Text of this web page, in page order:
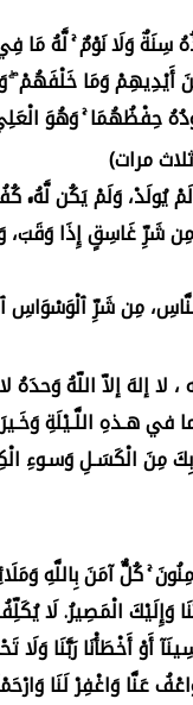
أَيْدِيهِمْ وَمَا
حِفْظُهُمَا ۚ وَهُوَ الْعَلِيُّ
يُولَدْ، وَلَمْ يَكُن لَّهُۥ
شَرِّ غَاسِقٍ إِذَا
مِن شَرِّ
لا إلهَ إلاّ اللّهُ
هـذهِ اللَّـيْلَةِ
مِنَ الْكَسَـلِ وَسـوءِ
وَإِلَيْكَ الْمَصِيرُ. لَا
أَوْ أَخْطَأْنَا رَبَّنَا
عَنَّا وَاغْفِرْ لَنَا